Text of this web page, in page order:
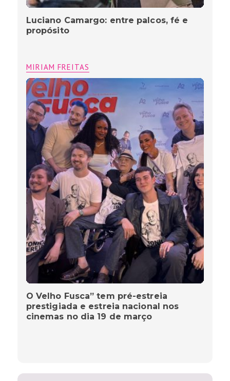
Luciano Camargo: entre palcos, fé e
propósito
MIRIAM FREITAS
O Velho Fusca” tem pré-estreia
prestigiada e estreia nacional nos
cinemas no dia 19 de março